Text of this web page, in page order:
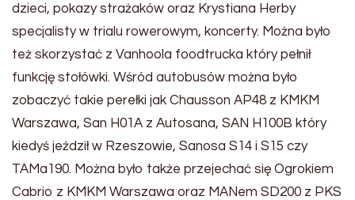
dzieci, pokazy strażaków oraz Krystiana Herby
specjalisty w trialu rowerowym, koncerty. Można było
też skorzystać z Vanhoola foodtrucka który pełnił
funkcję stołówki. Wśród autobusów można było
zobaczyć takie perełki jak Chausson AP48 z KMKM
Warszawa, San H01A z Autosana, SAN H100B który
kiedyś jeździł w Rzeszowie, Sanosa S14 i S15 czy
TAMa190. Można było także przejechać się Ogrokiem
Cabrio z KMKM Warszawa oraz MANem SD200 z PKS